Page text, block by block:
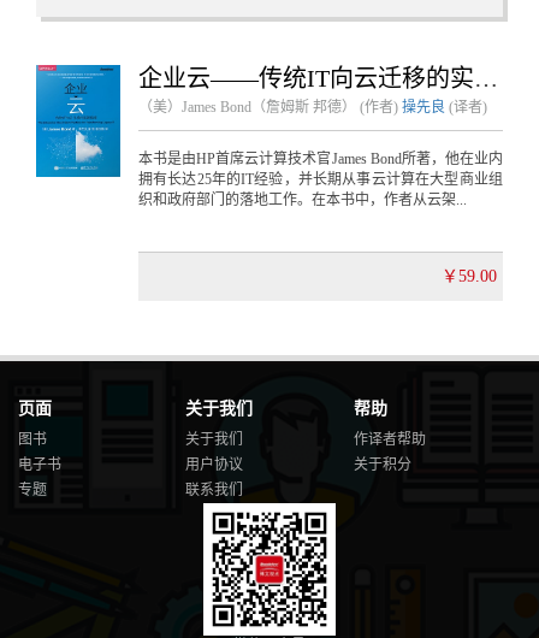
企业云——传统IT向云迁移的实践指南
（美）James Bond（詹姆斯 邦德） (作者) 操先良 (译者)
本书是由HP首席云计算技术官James Bond所著，他在业内
拥有长达25年的IT经验，并长期从事云计算在大型商业组
织和政府部门的落地工作。在本书中，作者从云架...
￥59.00
页面
图书
电子书
专题
关于我们
关于我们
用户协议
联系我们
帮助
作译者帮助
关于积分